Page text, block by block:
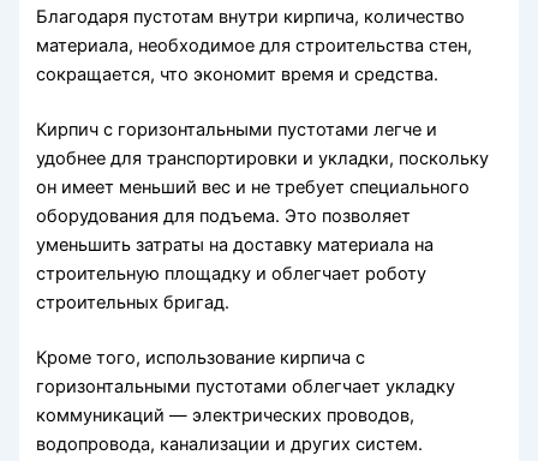
Благодаря пустотам внутри кирпича, количество
материала, необходимое для строительства стен,
сокращается, что экономит время и средства.
Кирпич с горизонтальными пустотами легче и
удобнее для транспортировки и укладки, поскольку
он имеет меньший вес и не требует специального
оборудования для подъема. Это позволяет
уменьшить затраты на доставку материала на
строительную площадку и облегчает роботу
строительных бригад.
Кроме того, использование кирпича с
горизонтальными пустотами облегчает укладку
коммуникаций — электрических проводов,
водопровода, канализации и других систем.